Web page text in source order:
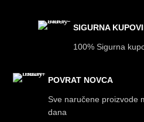
SIGURNA
100% Sigurna
POVRAT NOVCA
Sve naručene proizvode
dana